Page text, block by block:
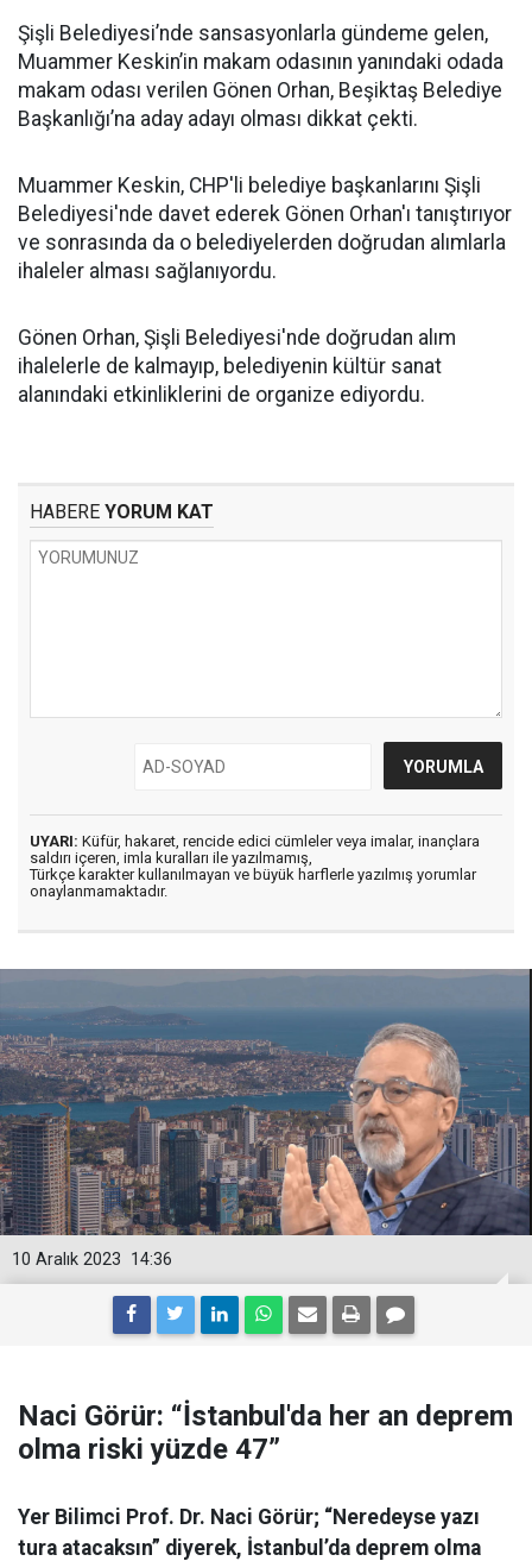
Şişli Belediyesi’nde sansasyonlarla gündeme gelen,
Muammer Keskin’in makam odasının yanındaki odada
makam odası verilen Gönen Orhan, Beşiktaş Belediye
Başkanlığı’na aday adayı olması dikkat çekti.
Muammer Keskin, CHP'li belediye başkanlarını Şişli
Belediyesi'nde davet ederek Gönen Orhan'ı tanıştırıyor
ve sonrasında da o belediyelerden doğrudan alımlarla
ihaleler alması sağlanıyordu.
Gönen Orhan, Şişli Belediyesi'nde doğrudan alım
ihalelerle de kalmayıp, belediyenin kültür sanat
alanındaki etkinliklerini de organize ediyordu.
HABERE YORUM KAT
UYARI: Küfür, hakaret, rencide edici cümleler veya imalar, inançlara
saldırı içeren, imla kuralları ile yazılmamış,
Türkçe karakter kullanılmayan ve büyük harflerle yazılmış yorumlar
onaylanmamaktadır.
14:36
10 Aralık 2023
Naci Görür: “İstanbul'da her an deprem
olma riski yüzde 47”
Yer Bilimci Prof. Dr. Naci Görür; “Neredeyse yazı
tura atacaksın” diyerek, İstanbul’da deprem olma